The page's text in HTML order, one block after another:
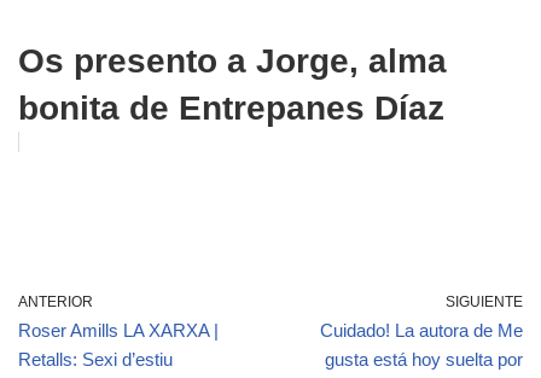
Os presento a Jorge, alma
bonita de Entrepanes Díaz
ANTERIOR
Roser Amills LA XARXA |
Retalls: Sexi d’estiu
SIGUIENTE
Cuidado! La autora de Me
gusta está hoy suelta por